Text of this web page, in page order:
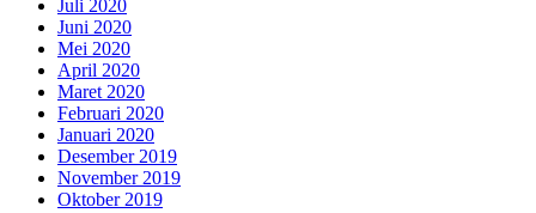
Juli 2020
Juni 2020
Mei 2020
April 2020
Maret 2020
Februari 2020
Januari 2020
Desember 2019
November 2019
Oktober 2019